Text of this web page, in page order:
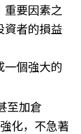
重要因素之
者的損益
一個強大的
至加倉
化，不急著